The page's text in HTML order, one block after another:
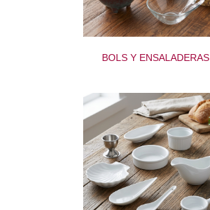
BOLS Y ENSALADERAS